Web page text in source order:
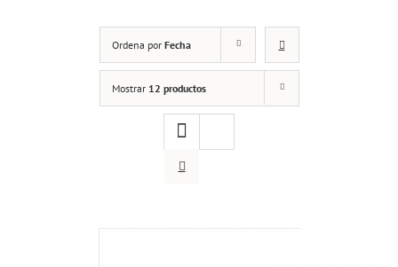
Ordena por Fecha
Mostrar 12 productos